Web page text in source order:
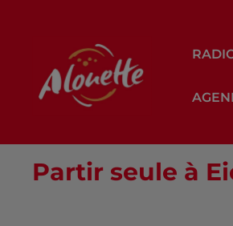
Partir seule à